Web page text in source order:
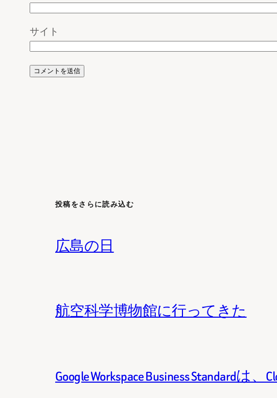
サイト
投稿をさらに読み込む
広島の日
航空科学博物館に行ってきた
Google Workspace Business Standardは